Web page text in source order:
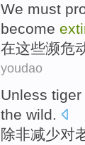
We must
become
在这些濒危
youdao
Unless tiger
the wild.
除非减少对